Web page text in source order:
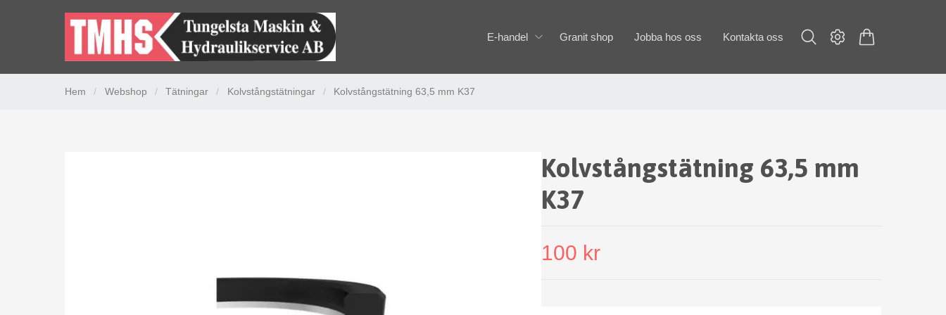
E-handel Granit shop Jobba hos oss Kontakta oss
Hem / Webshop / Tätningar / Kolvstångstätningar / Kolvstångstätning 63,5 mm K37
Kolvstångstätning 63,5 mm
K37
100 kr